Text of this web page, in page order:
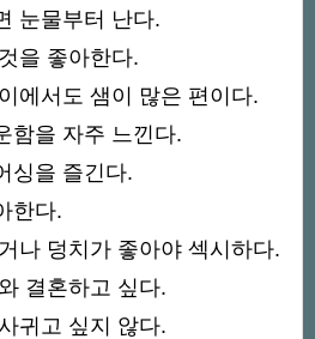
눈물부터 난다.
을 좋아한다.
에서도 샘이 많은 편이다.
을 자주 느낀다.
싱을 즐긴다.
한다.
나 덩치가 좋아야 섹시하다.
결혼하고 싶다.
귀고 싶지 않다.